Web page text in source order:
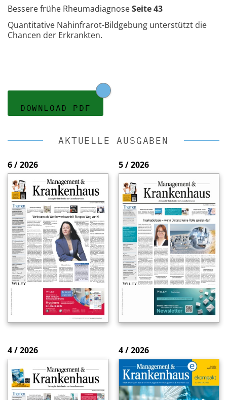
Bessere frühe RheumadiagnoseSeite 43
Quantitative Nahinfrarot-Bildgebung unterstützt die
Chancen der Erkrankten.
DOWNLOAD PDF
AKTUELLE AUSGABEN
6 / 2026 5 / 2026
4 / 2026 4 / 2026